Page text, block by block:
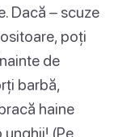
Dacă – scuze
poți
de
barbă,
haine
unghii! (Pe